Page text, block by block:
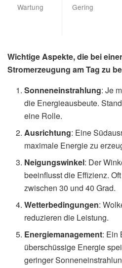
Wartung Gering
Wichtige Aspekte, die bei
Stromerzeugung am Tag zu
Sonneneinstrahlung: Je
die Energieausbeute.
eine Rolle.
Ausrichtung: Eine
maximale Energie zu
Neigungswinkel: Der
beeinflusst die Effizienz.
zwischen 30 und 40 Grad.
Wetterbedingungen:
reduzieren die Leistung.
Energiemanagement: Ein
überschüssige Energie
geringer